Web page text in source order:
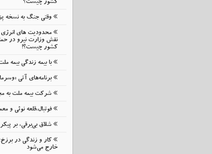
کشور چیست؟
وقتی جنگ به
محدودیت های انرژی
نقش وزارت نیرو در
کشور چیست؟!
با بیمه زندگی بیمه
برنامه‌های آتی
شرکت بیمه ملت به
فوتبال،قلعه نوئی و
شلاق‌ بی‌برقی، بر
کار و زندگی در
خارج می‌شود